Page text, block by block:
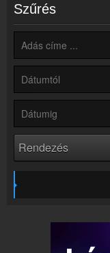
Írj nekünk!
Partnerek
Rádiós partnerek
Rádió beágyazás
Ágyazd be weboldaladba
Online rádió készítés
Készítés lépésről lépésre
Szűrés